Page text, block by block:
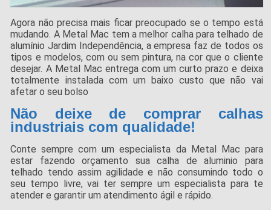
Agora não precisa mais ficar preocupado se o tempo está
mudando. A Metal Mac tem a melhor calha para telhado de
alumínio Jardim Independência, a empresa faz de todos os
tipos e modelos, com ou sem pintura, na cor que o cliente
desejar. A Metal Mac entrega com um curto prazo e deixa
totalmente instalada com um baixo custo que não vai
afetar o seu bolso
Não deixe de comprar calhas
industriais com qualidade!
Conte sempre com um especialista da Metal Mac para
estar fazendo orçamento sua calha de aluminio para
telhado tendo assim agilidade e não consumindo todo o
seu tempo livre, vai ter sempre um especialista para te
atender e garantir um atendimento ágil e rápido.